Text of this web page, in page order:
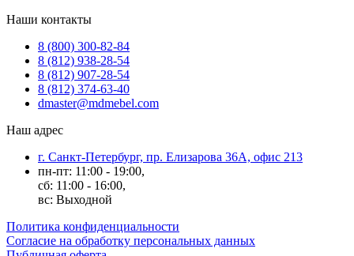
Наши контакты
8 (800) 300-82-84
8 (812) 938-28-54
8 (812) 907-28-54
8 (812) 374-63-40
dmaster@mdmebel.com
Наш адрес
г. Санкт-Петербург, пр. Елизарова 36А, офис 213
пн-пт: 11:00 - 19:00,
сб: 11:00 - 16:00,
вс: Выходной
Политика конфиденциальности
Согласие на обработку персональных данных